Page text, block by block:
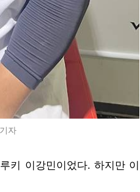
자
키 이강민이었다. 하지만 이